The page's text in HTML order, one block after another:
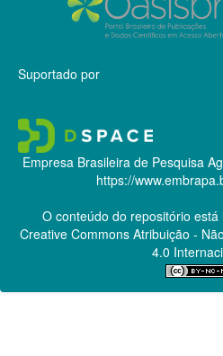
Suportado por
Empresa Brasileira de Pesquisa
https://
O conteúdo do repositório
Creative CommonsAtribuição -
4.0